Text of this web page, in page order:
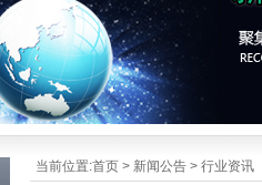
当前位置:首页 > 新闻公告 > 行业资讯